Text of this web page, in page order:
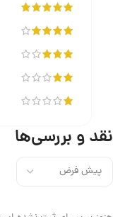
نقد و بررسی‌ها